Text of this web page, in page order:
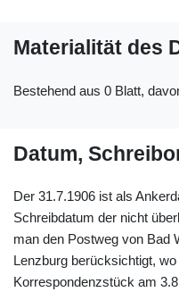
Materialität des
Bestehend aus 0 Blatt,
Datum,
Der 31.7.1906 ist als
Schreibdatum der nicht
man den Postweg von Bad
Lenzburg berücksichtigt,
Korrespondenzstück am